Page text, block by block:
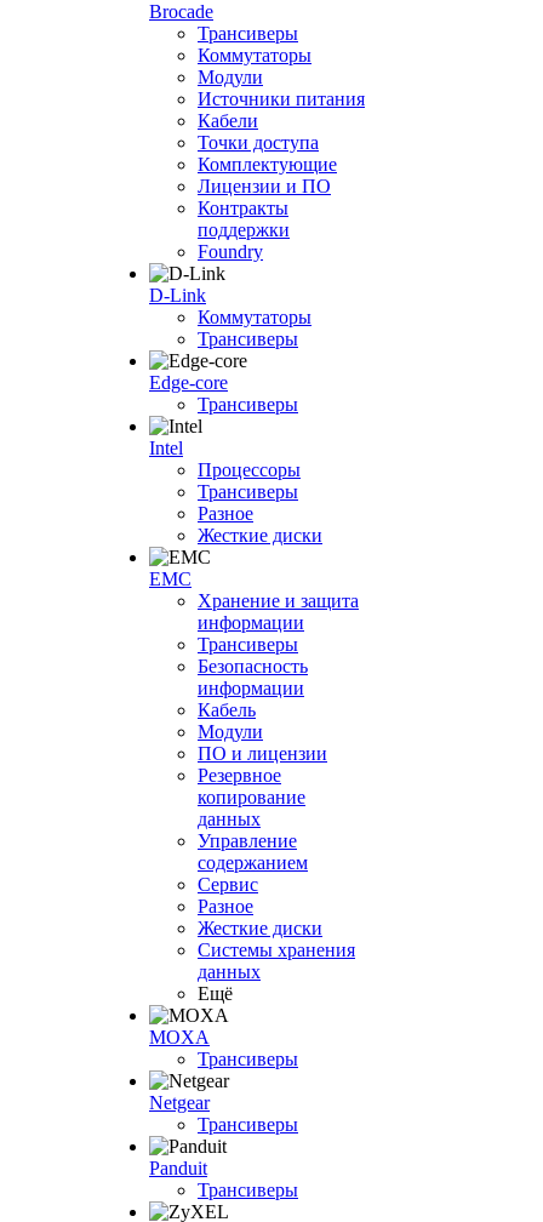
Brocade
Трансиверы
Коммутаторы
Модули
Источники питания
Кабели
Точки доступа
Комплектующие
Лицензии и ПО
Контракты
поддержки
Foundry
D-Link
Коммутаторы
Трансиверы
Edge-core
Трансиверы
Intel
Процессоры
Трансиверы
Разное
Жесткие диски
EMC
Хранение и защита
информации
Трансиверы
Безопасность
информации
Кабель
Модули
ПО и лицензии
Резервное
копирование
данных
Управление
содержанием
Сервис
Разное
Жесткие диски
Системы хранения
данных
Ещё
MOXA
Трансиверы
Netgear
Трансиверы
Panduit
Трансиверы